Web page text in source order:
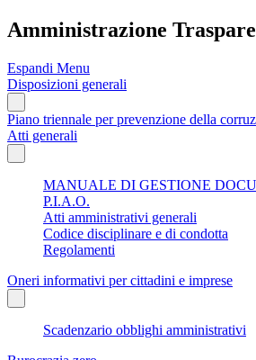
Amministrazione
Espandi Menu
Disposizioni generali
Piano triennale per prevenzione della
Atti generali
MANUALE DI GESTIONE
P.I.A.O.
Atti amministrativi generali
Codice disciplinare e di condotta
Regolamenti
Oneri informativi per cittadini e imprese
Scadenzario obblighi amministrativi